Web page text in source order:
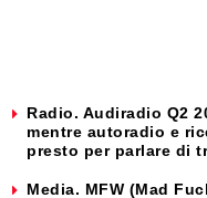
Radio. Audiradio Q2
mentre autoradio e
presto per parlare di
Media. MFW (Mad